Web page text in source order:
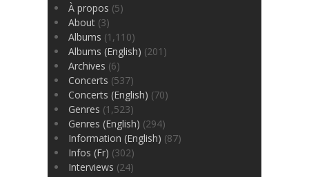
À propos (5)
About (3)
Albums (1,110)
Albums (English) (201)
Archives (6)
Concerts (537)
Concerts (English) (70)
Genres (1,523)
Genres (English) (294)
Information (English) (87)
Infos (Fr) (302)
Interviews (24)